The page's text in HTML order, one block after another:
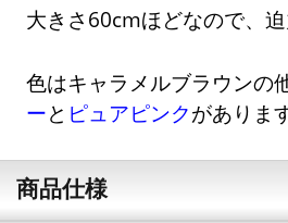
大きさ60cmほどなので、迫
色はキャラメルブラウンの
ーと ピュアピンクがありま
商品仕様